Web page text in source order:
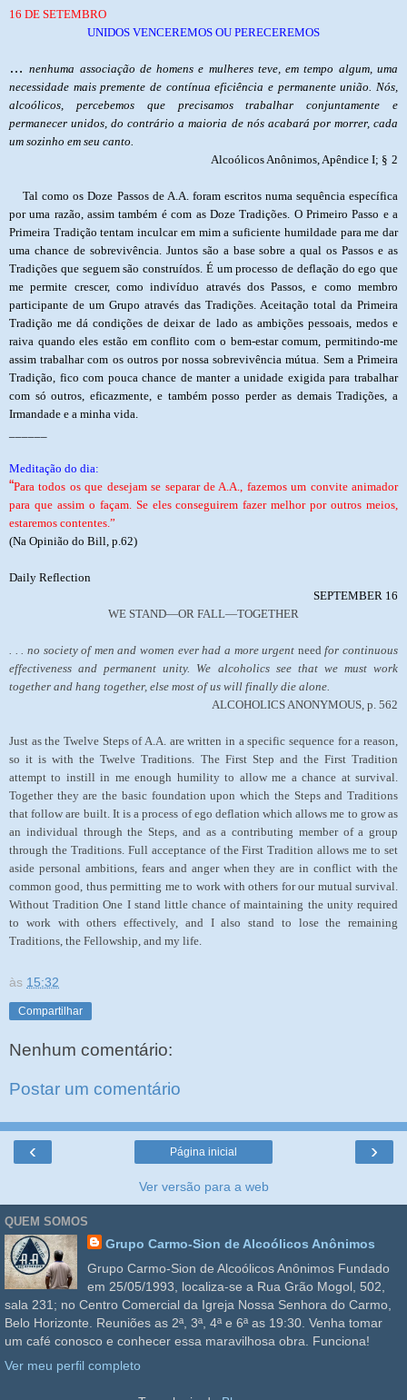
16 DE SETEMBRO
UNIDOS VENCEREMOS OU PERECEREMOS
…nenhuma associação de homens e mulheres teve, em tempo algum, uma
necessidade mais premente de contínua eficiência e permanente união. Nós,
alcoólicos, percebemos que precisamos trabalhar conjuntamente e
permanecer unidos, do contrário a maioria de nós acabará por morrer, cada
um sozinho em seu canto.
Alcoólicos Anônimos, Apêndice I; § 2
Tal como os Doze Passos de A.A. foram escritos numa sequência específica
por uma razão, assim também é com as Doze Tradições. O Primeiro Passo e a
Primeira Tradição tentam inculcar em mim a suficiente humildade para me dar
uma chance de sobrevivência. Juntos são a base sobre a qual os Passos e as
Tradições que seguem são construídos. É um processo de deflação do ego que
me permite crescer, como indivíduo através dos Passos, e como membro
participante de um Grupo através das Tradições. Aceitação total da Primeira
Tradição me dá condições de deixar de lado as ambições pessoais, medos e
raiva quando eles estão em conflito com o bem-estar comum, permitindo-me
assim trabalhar com os outros por nossa sobrevivência mútua. Sem a Primeira
Tradição, fico com pouca chance de manter a unidade exigida para trabalhar
com só outros, eficazmente, e também posso perder as demais Tradições, a
Irmandade e a minha vida.
Meditação do dia:
“Para todos os que desejam se separar de A.A., fazemos um convite animador
para que assim o façam. Se eles conseguirem fazer melhor por outros meios,
estaremos contentes.”
(Na Opinião do Bill, p.62)
Daily Reflection
SEPTEMBER 16
WE STAND—OR FALL—TOGETHER
. . . no society of men and women ever had a more urgent needfor continuous
effectiveness and permanent unity. We alcoholics see that we must work
together and hang together, else most of us will finally die alone.
ALCOHOLICS ANONYMOUS, p. 562
Just as the Twelve Steps of A.A. are written in a specific sequence for a reason,
so it is with the Twelve Traditions. The First Step and the First Tradition
attempt to instill in me enough humility to allow me a chance at survival.
Together they are the basic foundation upon which the Steps and Traditions
that follow are built. It is a process of ego deflation which allows me to grow as
an individual through the Steps, and as a contributing member of a group
through the Traditions. Full acceptance of the First Tradition allows me to set
aside personal ambitions, fears and anger when they are in conflict with the
common good, thus permitting me to work with others for our mutual survival.
Without Tradition One I stand little chance of maintaining the unity required
to work with others effectively, and I also stand to lose the remaining
Traditions, the Fellowship, and my life.
às 15:32
Compartilhar
Nenhum comentário:
Postar um comentário
‹ ›
Página inicial
Ver versão para a web
QUEM SOMOS
Grupo Carmo-Sion de Alcoólicos Anônimos
Grupo Carmo-Sion de Alcoólicos Anônimos Fundado
em 25/05/1993, localiza-se a Rua Grão Mogol, 502,
sala 231; no Centro Comercial da Igreja Nossa Senhora do Carmo,
Belo Horizonte. Reuniões as 2ª, 3ª, 4ª e 6ª as 19:30. Venha tomar
um café conosco e conhecer essa maravilhosa obra. Funciona!
Ver meu perfil completo